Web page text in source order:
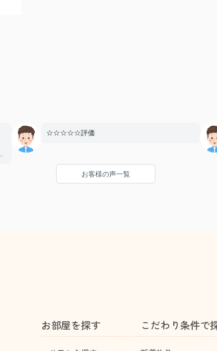
☆☆☆☆☆評価
お客様の声一覧
お部屋を探す こだわり条件で